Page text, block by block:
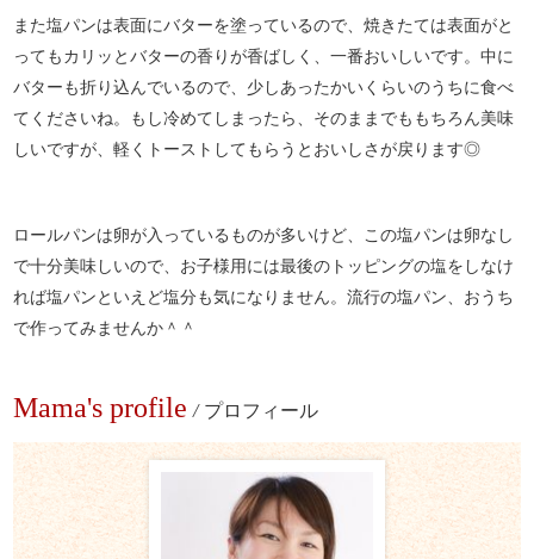
また塩パンは表面にバターを塗っているので、焼きたては表面がと
ってもカリッとバターの香りが香ばしく、一番おいしいです。中に
バターも折り込んでいるので、少しあったかいくらいのうちに食べ
てくださいね。もし冷めてしまったら、そのままでももちろん美味
しいですが、軽くトーストしてもらうとおいしさが戻ります◎
ロールパンは卵が入っているものが多いけど、この塩パンは卵なし
で十分美味しいので、お子様用には最後のトッピングの塩をしなけ
れば塩パンといえど塩分も気になりません。流行の塩パン、おうち
で作ってみませんか＾＾
Mama's profile / プロフィール